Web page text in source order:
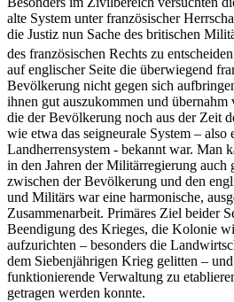
alte System unter französischer
die Justiz nun Sache des britischen
des französischen Rechts zu
auf englischer Seite die überwiegend
Bevölkerung nicht gegen sich
ihnen gut auszukommen und übernahm
die der Bevölkerung noch aus der Zeit
wie etwa das seigneurale System – also
Landherrensystem - bekannt war. Man
in den Jahren der Militärregierung auch
zwischen der Bevölkerung und den
und Militärs war eine harmonische,
Zusammenarbeit. Primäres Ziel beider
Beendigung des Krieges, die Kolonie
aufzurichten – besonders die
dem Siebenjährigen Krieg gelitten –
funktionierende Verwaltung zu
getragen werden konnte.